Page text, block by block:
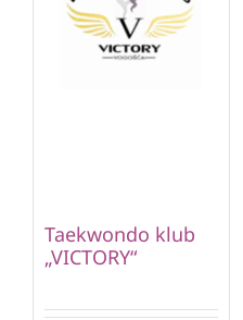
Taekwondo klub
„VICTORY“